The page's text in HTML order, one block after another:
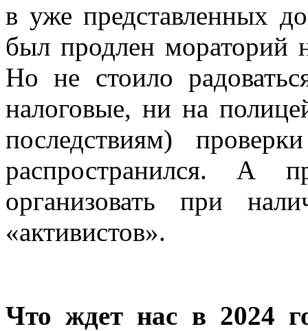
в уже представленных
был продлен мораторий
Но не стоило
налоговые, ни на
последствиям)
распространился. А
организовать при
«активистов».
Что ждет нас в 2024